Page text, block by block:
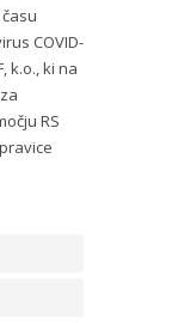
COVID-
k.o., ki na
RS